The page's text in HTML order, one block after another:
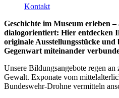
Kontakt
Geschichte im Museum erleben
dialogorientiert: Hier entdecken
originale Ausstellungsstücke und
Gegenwart miteinander
Unsere Bildungsangebote regen
Gewalt. Exponate vom
Bundeswehr-Drohne vermitteln